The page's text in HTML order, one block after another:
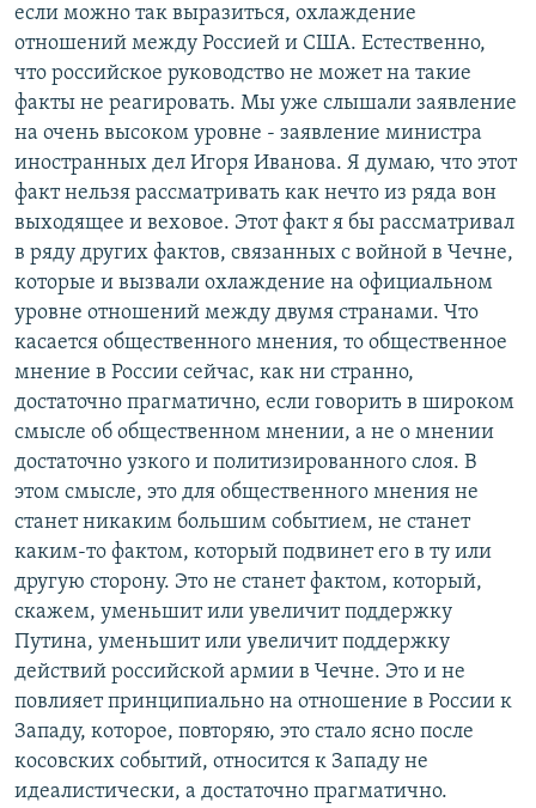
если можно так выразиться, охлаждение
отношений между Россией и США. Естественно,
что российское руководство не может на такие
факты не реагировать. Мы уже слышали заявление
на очень высоком уровне - заявление министра
иностранных дел Игоря Иванова. Я думаю, что этот
факт нельзя рассматривать как нечто из ряда вон
выходящее и веховое. Этот факт я бы рассматривал
в ряду других фактов, связанных с войной в Чечне,
которые и вызвали охлаждение на официальном
уровне отношений между двумя странами. Что
касается общественного мнения, то общественное
мнение в России сейчас, как ни странно,
достаточно прагматично, если говорить в широком
смысле об общественном мнении, а не о мнении
достаточно узкого и политизированного слоя. В
этом смысле, это для общественного мнения не
станет никаким большим событием, не станет
каким-то фактом, который подвинет его в ту или
другую сторону. Это не станет фактом, который,
скажем, уменьшит или увеличит поддержку
Путина, уменьшит или увеличит поддержку
действий российской армии в Чечне. Это и не
повлияет принципиально на отношение в России к
Западу, которое, повторяю, это стало ясно после
косовских событий, относится к Западу не
идеалистически, а достаточно прагматично.